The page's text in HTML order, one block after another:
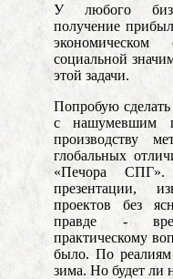
У любого
получение
социальной
этой задачи.
Попробую
с нашумевшим
производству
глобальных
«Печора
презентации,
проектов без
правде -
практическому
было. По
зима. Но будет ли